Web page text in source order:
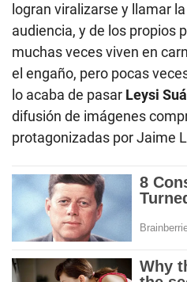
logran viralizarse y llamar
audiencia, y de los propios
muchas veces viven en
el engaño, pero pocas
lo acaba de pasar Leysi
difusión de imágenes
protagonizadas por Jaime